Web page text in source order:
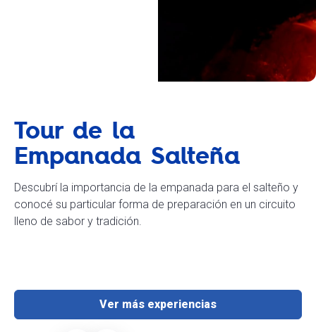
Tour de la
Empanada Salteña
Descubrí la importancia de la empanada para el salteño y
conocé su particular forma de preparación en un circuito
lleno de sabor y tradición.
Ver más experiencias